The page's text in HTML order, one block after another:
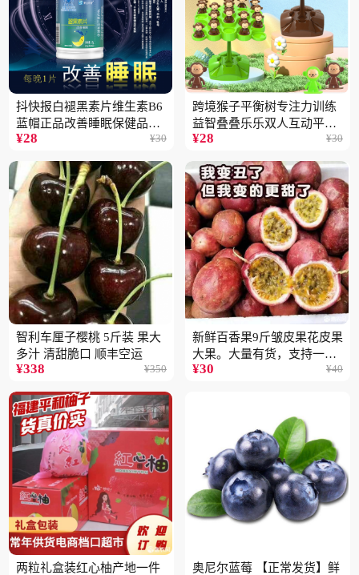
抖快报白褪黑素片维生素B6
蓝帽正品改善睡眠保健品现
货批发代发2瓶
¥28 ¥30
跨境猴子平衡树专注力训练
益智叠叠乐乐双人互动平衡
儿童玩具批发
¥28 ¥30
智利车厘子樱桃 5斤装 果大
多汁 清甜脆口 顺丰空运
¥338 ¥350
新鲜百香果9斤皱皮果花皮果
大果。大量有货，支持一件
代
¥30 ¥40
两粒礼盒装红心柚产地一件
奥尼尔蓝莓 【正常发货】鲜